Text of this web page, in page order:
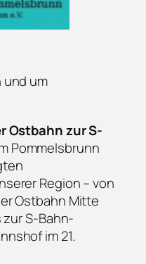
um
Ostbahn zur S-
Pommelsbrunn
Region – von
Ostbahn Mitte
S-Bahn-
im 21.